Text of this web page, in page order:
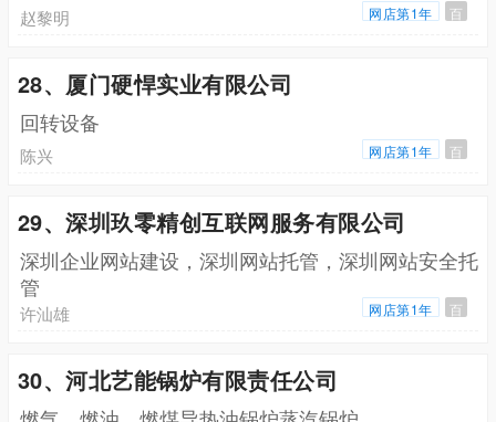
赵黎明 网店第1年 百
28、厦门硬悍实业有限公司
回转设备
陈兴 网店第1年 百
29、深圳玖零精创互联网服务有限公司
深圳企业网站建设，深圳网站托管，深圳网站安全托
管
许汕雄 网店第1年 百
30、河北艺能锅炉有限责任公司